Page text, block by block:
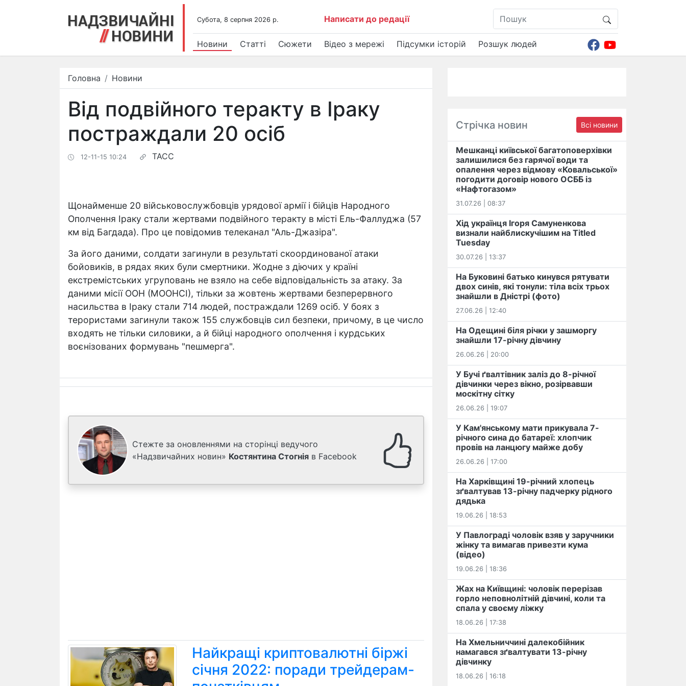
Субота, 8 серпня 2026 р. Написати до редації
Новини Статті Сюжети Відео з мережі Підсумки історій Розшук людей
Головна Новини
Від подвійного теракту в Іраку
постраждали 20 осіб
12-11-15 10:24 ТАСС
Щонайменше 20 військовослужбовців урядової армії і бійців Народного
Ополчення Іраку стали жертвами подвійного теракту в місті Ель-Фаллуджа (57
км від Багдада). Про це повідомив телеканал "Аль-Джазіра".
За його даними, солдати загинули в результаті скоординованої атаки
бойовиків, в рядах яких були смертники. Жодне з діючих у країні
екстремістських угруповань не взяло на себе відповідальність за атаку. За
даними місії ООН (МООНСІ), тільки за жовтень жертвами безперервного
насильства в Іраку стали 714 людей, постраждали 1269 осіб. У боях з
терористами загинули також 155 службовців сил безпеки, причому, в це число
входять не тільки силовики, а й бійці народного ополчення і курдських
воєнізованих формувань "пешмерга".
Стежте за оновленнями на сторінці ведучого
«Надзвичайних новин» Костянтина Стогнія в Facebook
Найкращі криптовалютні біржі
січня 2022: поради трейдерам-
Стрічка новин Всі новини
Мешканці київської багатоповерхівки
залишилися без гарячої води та
опалення через відмову «Ковальської»
погодити договір нового ОСББ із
«Нафтогазом»
31.07.26 | 08:37
Хід українця Ігоря Самуненкова
визнали найблискучішим на Titled
Tuesday
30.07.26 | 13:37
На Буковині батько кинувся рятувати
двох синів, які тонули: тіла всіх трьох
знайшли в Дністрі (фото)
27.06.26 | 12:40
На Одещині біля річки у зашморгу
знайшли 17-річну дівчину
26.06.26 | 20:00
У Бучі ґвалтівник заліз до 8-річної
дівчинки через вікно, розірвавши
москітну сітку
26.06.26 | 19:07
У Кам'янському мати прикувала 7-
річного сина до батареї: хлопчик
провів на ланцюгу майже добу
26.06.26 | 17:00
На Харківщині 19-річний хлопець​
️зґвалтував 13-річну падчерку рідного
дядька
19.06.26 | 18:53
У Павлограді чоловік взяв у заручники
жінку та вимагав привезти кума
(відео)
19.06.26 | 18:36
Жах на Київщині: чоловік перерізав
горло неповнолітній дівчині, коли та
спала у своєму ліжку
18.06.26 | 17:38
На Хмельниччині далекобійник
намагався зґвалтувати 13-річну
дівчинку
18.06.26 | 16:18